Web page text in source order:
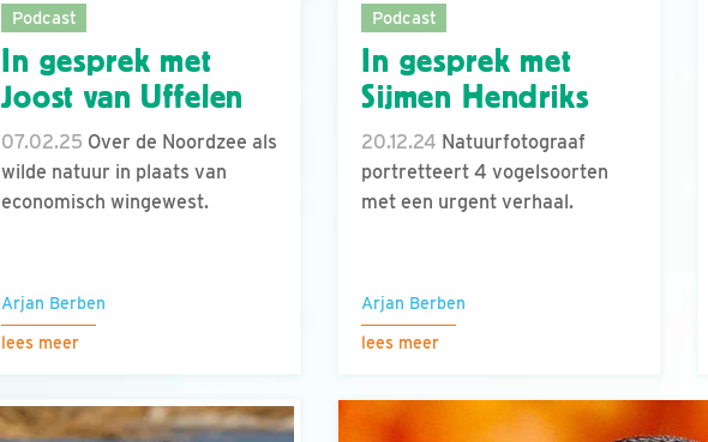
Podcast
In gesprek met
Joost van Uffelen
07.02.25 Over de Noordzee als
wilde natuur in plaats van
economisch wingewest.
Arjan Berben
lees meer
Podcast
In gesprek met
Sijmen Hendriks
20.12.24 Natuurfotograaf
portretteert 4 vogelsoorten
met een urgent verhaal.
Arjan Berben
lees meer